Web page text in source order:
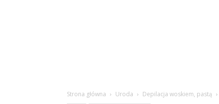
Strona główna Uroda Depilacja woskiem, pastą